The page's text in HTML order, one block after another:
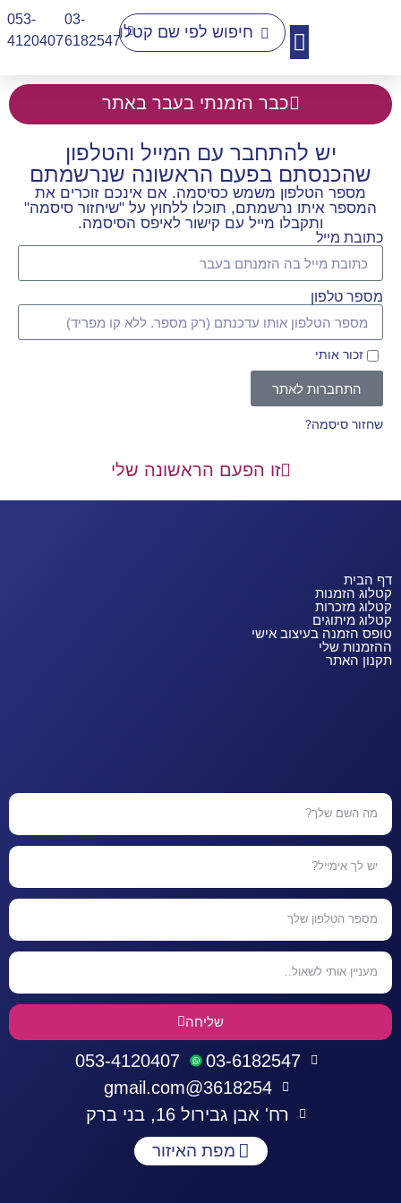
03-
6182547
053-
4120407​
כבר הזמנתי בעבר באתר
זו הפעם הראשונה שלי
יש להתחבר עם המייל והטלפון
שהכנסתם בפעם הראשונה שנרשמתם
מספר הטלפון משמש כסיסמה. אם אינכם זוכרים את
המספר איתו נרשמתם, תוכלו ללחוץ על "שיחזור סיסמה"
ותקבלו מייל עם קישור לאיפס הסיסמה.
כתובת מייל
מספר טלפון
זכור אותי
התחברות לאתר
שחזור סיסמה?
דף הבית
קטלוג הזמנות
קטלוג מזכרות
קטלוג מיתוגים
טופס הזמנה בעיצוב אישי
ההזמנות שלי
תקנון האתר
שליחה
03-6182547
053-4120407
3618254@gmail.com
רח' אבן גבירול 16, בני ברק
מפת האיזור